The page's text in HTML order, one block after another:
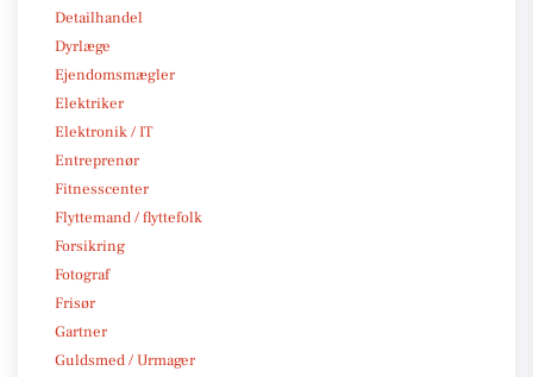
Detailhandel
Dyrlæge
Ejendomsmægler
Elektriker
Elektronik / IT
Entreprenør
Fitnesscenter
Flyttemand / flyttefolk
Forsikring
Fotograf
Frisør
Gartner
Guldsmed / Urmager